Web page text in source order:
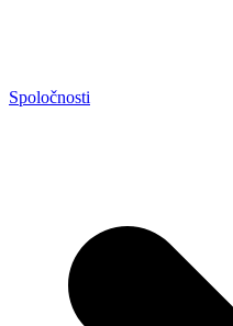
Spoločnosti